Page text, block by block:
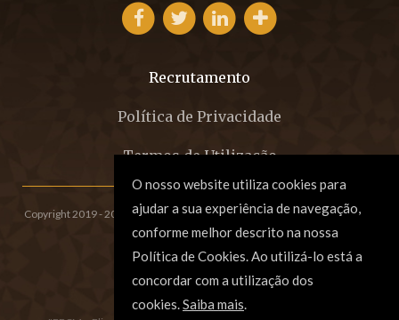
Recrutamento
Política de Privacidade
Termos de Utilização
Copyright 2019 - 2026 © EFCM - Sociedade de Advogados, SP, RL.All rights
reserved. Created bySOFTWAY.
O nosso website utiliza cookies para
ajudar a sua experiência de navegação,
conforme melhor descrito na nossa
Política de Cookies. Ao utilizá-lo está a
concordar com a utilização dos
cookies.Saiba mais.